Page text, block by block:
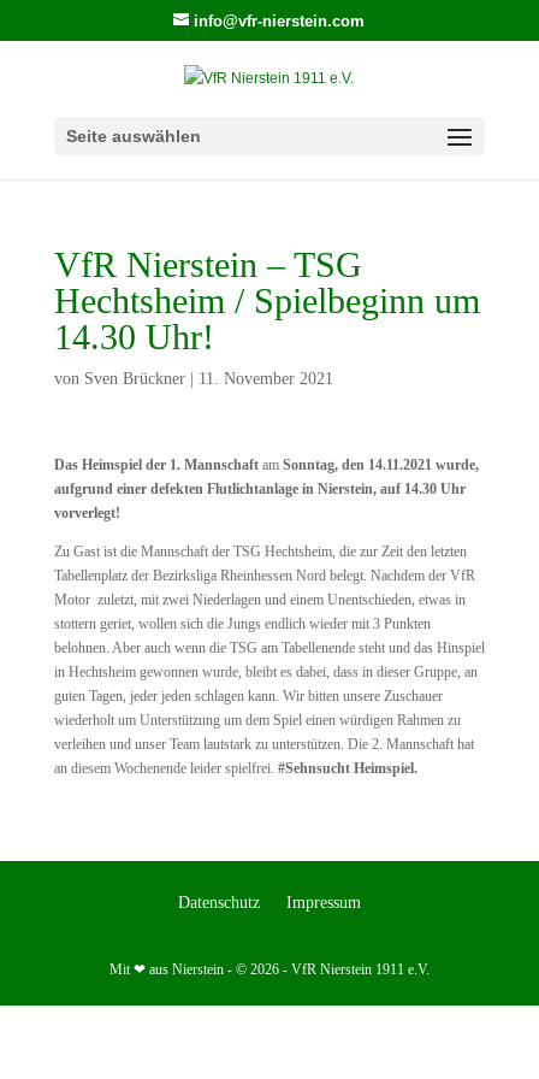
info@vfr-nierstein.com
Seite auswählen
VfR Nierstein – TSG
Hechtsheim / Spielbeginn um
14.30 Uhr!
von Sven Brückner| 11. November 2021
Das Heimspiel der 1. MannschaftamSonntag, den 14.11.2021 wurde,
aufgrund einer defekten Flutlichtanlage in Nierstein, auf 14.30 Uhr
vorverlegt!
Zu Gast ist die Mannschaft der TSG Hechtsheim, die zur Zeit den letzten
Tabellenplatz der Bezirksliga Rheinhessen Nord belegt. Nachdem der VfR
Motor zuletzt, mit zwei Niederlagen und einem Unentschieden, etwas in
stottern geriet, wollen sich die Jungs endlich wieder mit 3 Punkten
belohnen. Aber auch wenn die TSG am Tabellenende steht und das Hinspiel
in Hechtsheim gewonnen wurde, bleibt es dabei, dass in dieser Gruppe, an
guten Tagen, jeder jeden schlagen kann. Wir bitten unsere Zuschauer
wiederholt um Unterstützung um dem Spiel einen würdigen Rahmen zu
verleihen und unser Team lautstark zu unterstützen. Die 2. Mannschaft hat
an diesem Wochenende leider spielfrei. #Sehnsucht Heimspiel.
Datenschutz Impressum
Mit ❤ aus Nierstein - © 2026 - VfR Nierstein 1911 e.V.